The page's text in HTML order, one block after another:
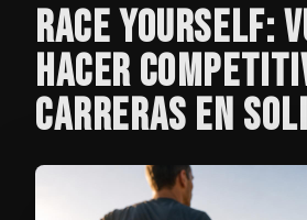
RACE YOURSELF:
HACER
CARRERAS EN